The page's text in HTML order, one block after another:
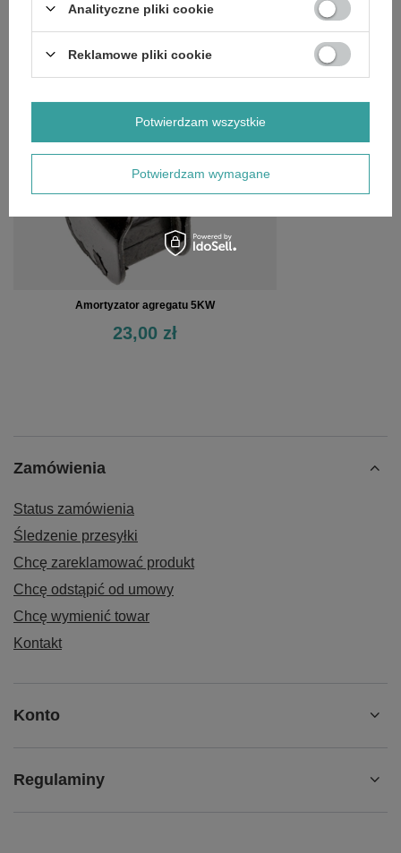
OSTATNIO OGLĄDANE
Amortyzator agregatu 5KW
23,00 zł
Zamówienia
Status zamówienia
Śledzenie przesyłki
Chcę zareklamować produkt
Chcę odstąpić od umowy
Chcę wymienić towar
Kontakt
Konto
Regulaminy
Analityczne pliki cookie
Reklamowe pliki cookie
Potwierdzam wymagane
Potwierdzam wszystkie